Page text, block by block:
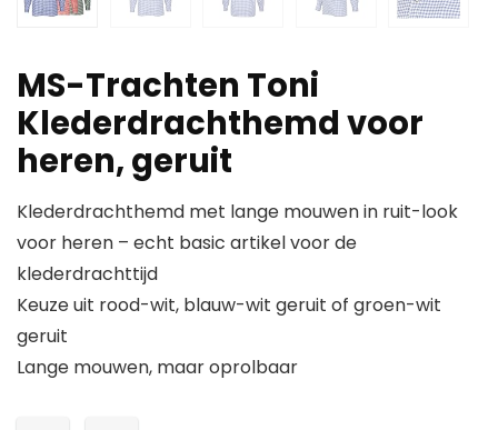
MS-Trachten Toni
Klederdrachthemd voor
heren, geruit
Klederdrachthemd met lange mouwen in ruit-look
voor heren – echt basic artikel voor de
klederdrachttijd
Keuze uit rood-wit, blauw-wit geruit of groen-wit
geruit
Lange mouwen, maar oprolbaar